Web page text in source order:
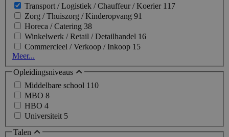
Transport / Logistiek / Chauffeur / Koerier 117
Zorg / Thuiszorg / Kinderopvang 91
Horeca / Catering 38
Winkelwerk / Retail / Detailhandel 16
Commercieel / Verkoop / Inkoop 15
Meer...
Opleidingsniveaus
Middelbare school 110
MBO 8
HBO 4
Universiteit 5
Talen